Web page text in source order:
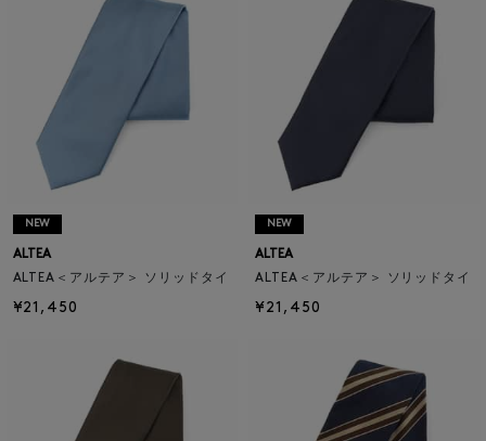
NEW
ALTEA
ALTEA＜アルテア＞ ソリッドタイ
¥21,450
NEW
ALTEA
ALTEA＜アルテア＞ ソリッドタイ
¥21,450